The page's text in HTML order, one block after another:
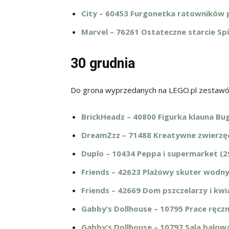
City – 60453 Furgonetka ratowników
Marvel – 76261 Ostateczne starcie
30 grudnia
Do grona wyprzedanych na LEGO.pl
BrickHeadz – 40800 Figurka klauna
DreamZzz – 71488 Kreatywne
Duplo – 10434 Peppa i supermarket
Friends – 42623 Plażowy skuter
Friends – 42669 Dom pszczelarzy i
Gabby’s Dollhouse – 10795 Prace